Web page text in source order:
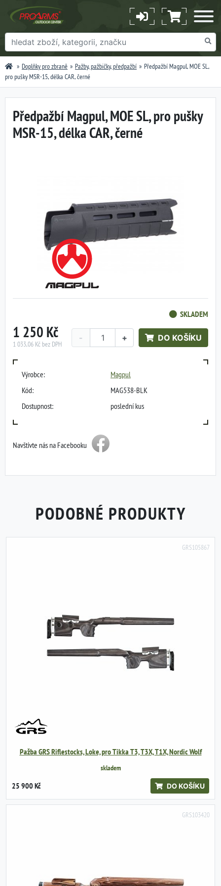
Doplňky pro zbraně Pažby, pažbičky, předpažbí
Předpažbí Magpul, MOE SL,
pro pušky MSR-15, délka CAR, černé
Předpažbí Magpul, MOE SL, pro pušky
MSR-15, délka CAR, černé
SKLADEM
1 250 Kč
1 033,06 Kč bez DPH
+
- DO KOŠÍKU
Výrobce:
Magpul
Kód:
MAG538-BLK
Dostupnost:
poslední kus
Navštivte nás na Facebooku
PODOBNÉ PRODUKTY
GRS105867
Pažba GRS Riflestocks, Loke, pro Tikka T3, T3X, T1X, Nordic Wolf
skladem
25 900 Kč DO KOŠÍKU
GRS103420